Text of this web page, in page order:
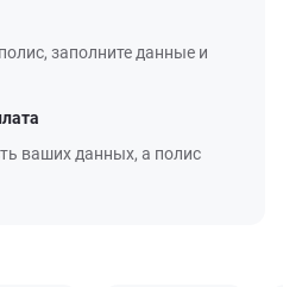
заполните данные и
ваших данных, а полис